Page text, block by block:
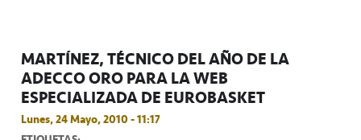
MARTÍNEZ, TÉCNICO DEL AÑO DE LA
ADECCO ORO PARA LA WEB
ESPECIALIZADA DE EUROBASKET
Lunes, 24 Mayo, 2010 - 11:17